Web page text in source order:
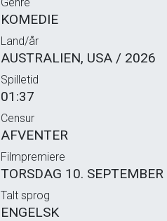
KOMEDIE
Land/år
AUSTRALIEN, USA / 2026
Spilletid
01:37
Censur
AFVENTER
Filmpremiere
TORSDAG 10. SEPTEMBER
Talt sprog
ENGELSK